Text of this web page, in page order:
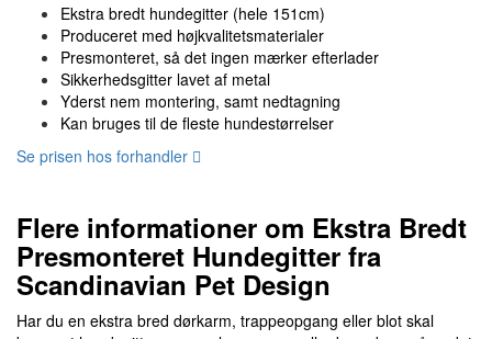
Ekstra bredt hundegitter (hele 151cm)
Produceret med højkvalitetsmaterialer
Presmonteret, så det ingen mærker efterlader
Sikkerhedsgitter lavet af metal
Yderst nem montering, samt nedtagning
Kan bruges til de fleste hundestørrelser
Se prisen hos forhandler
Flere informationer om Ekstra Bredt
Presmonteret Hundegitter fra
Scandinavian Pet Design
Har du en ekstra bred dørkarm, trappeopgang eller blot skal